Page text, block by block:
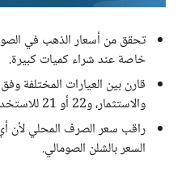
تحقق من أسعار الذهب في
خاصة عند شراء كميات كبيرة.
والاستثمار، و22 أو 21 للاستخدام اليومي والمجوهرات.
راقب سعر الصرف المحلي لأن
السعر بالشلن الصومالي.